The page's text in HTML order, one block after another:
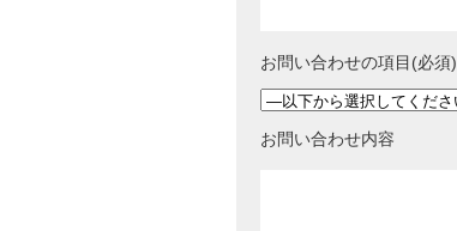
お問い合わせの項目(必須)
お問い合わせ内容